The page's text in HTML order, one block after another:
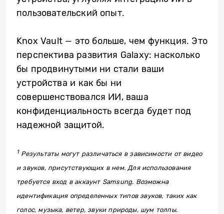
пользовательский опыт.
Knox Vault — это больше, чем функция. Это
перспектива развития Galaxy: насколько
бы продвинутыми ни стали ваши
устройства и как бы ни
совершенствовался ИИ, ваша
конфиденциальность всегда будет под
надежной защитой.
1 Результаты могут различаться в зависимости от видео
и звуков, присутствующих в нем. Для использования
требуется вход в аккаунт Samsung. Возможна
идентификация определенных типов звуков, таких как
голос, музыка, ветер, звуки природы, шум толпы.